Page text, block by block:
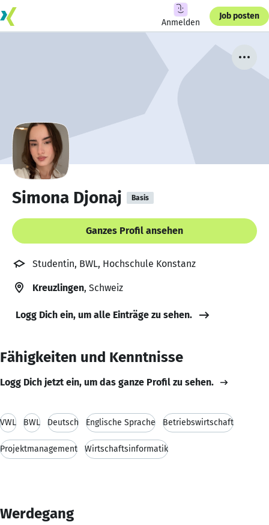
Anmelden
Job posten
Simona Djonaj Basis
Ganzes Profil ansehen
Studentin, BWL, Hochschule Konstanz
Kreuzlingen, Schweiz
Logg Dich ein, um alle Einträge zu sehen.
Fähigkeiten und Kenntnisse
Logg Dich jetzt ein, um das ganze Profil zu sehen.
VWL BWL Deutsch Englische Sprache Betriebswirtschaft
Projektmanagement Wirtschaftsinformatik
Werdegang